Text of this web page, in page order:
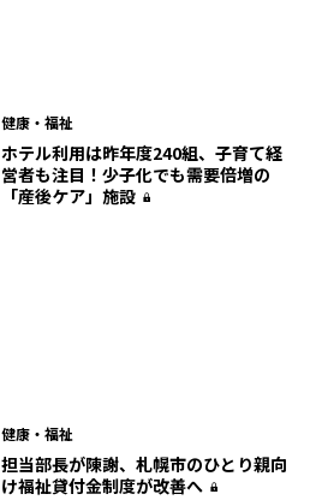
健康・福祉
ホテル利用は昨年度240組、子育て経
営者も注目！少子化でも需要倍増の
「産後ケア」施設
健康・福祉
担当部長が陳謝、札幌市のひとり親向
け福祉貸付金制度が改善へ